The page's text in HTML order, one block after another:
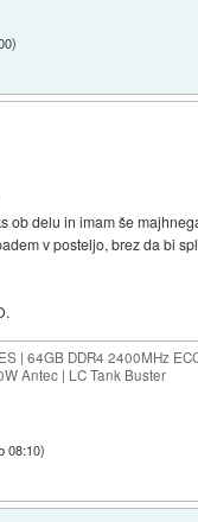
)
ob delu in imam še
v posteljo, brez da bi
| 64GB DDR4 2400MHz
Antec | LC Tank Buster
08:10)